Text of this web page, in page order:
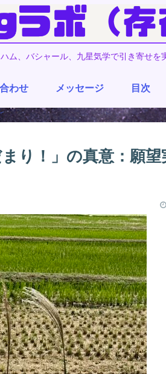
ム、バシャール、九星気学で引き寄せ
わせ メッセージ 目次
り！」の真意：願望